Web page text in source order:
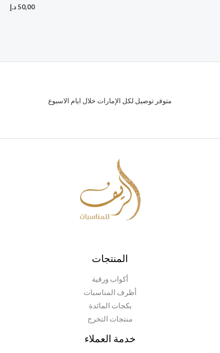
50,00د.إ
متوفر توصيل لكل الإمارات خلال ايام الاسبوع
المنتجات
أكواب ورقية
أظرف المناسبات
بكجات المائدة
منتجات التخرج
خدمة العملاء